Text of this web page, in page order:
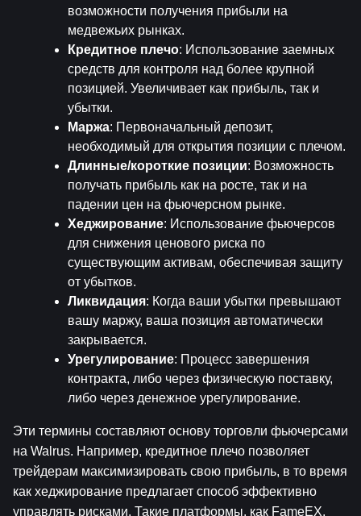
возможности получения прибыли на
медвежьих рынках.
Кредитное плечо: Использование заемных
средств для контроля над более крупной
позицией. Увеличивает как прибыль, так и
убытки.
Маржа: Первоначальный депозит,
необходимый для открытия позиции с плечом.
Длинные/короткие позиции: Возможность
получать прибыль как на росте, так и на
падении цен на фьючерсном рынке.
Хеджирование: Использование фьючерсов
для снижения ценового риска по
существующим активам, обеспечивая защиту
от убытков.
Ликвидация: Когда ваши убытки превышают
вашу маржу, ваша позиция автоматически
закрывается.
Урегулирование: Процесс завершения
контракта, либо через физическую поставку,
либо через денежное урегулирование.
Эти термины составляют основу торговли фьючерсами
на Walrus. Например, кредитное плечо позволяет
трейдерам максимизировать свою прибыль, в то время
как хеджирование предлагает способ эффективно
управлять рисками. Такие платформы, как FameEX,